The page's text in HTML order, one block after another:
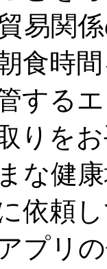
易関
食時
する
りを
な健
依頼
プリ